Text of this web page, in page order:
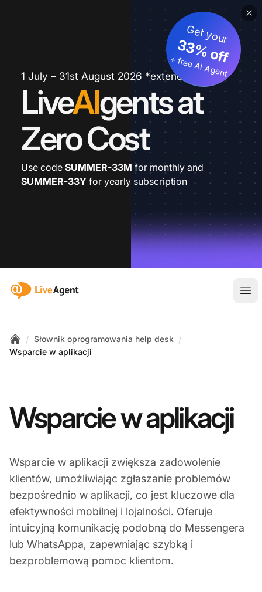
1 July – 31st August 2026 *extended
LiveAIgents at
Zero Cost
Get your
33% off
+ free AI Agent
Use code SUMMER-33M for monthly and
SUMMER-33Y for yearly subscription
:site.title
Home
/ Słownik oprogramowania help desk /
Wsparcie w aplikacji
Wsparcie w aplikacji
Wsparcie w aplikacji zwiększa zadowolenie
klientów, umożliwiając zgłaszanie problemów
bezpośrednio w aplikacji, co jest kluczowe dla
efektywności mobilnej i lojalności. Oferuje
intuicyjną komunikację podobną do Messengera
lub WhatsAppa, zapewniając szybką i
bezproblemową pomoc klientom.